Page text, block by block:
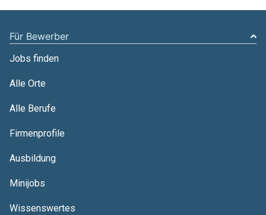
Für Bewerber
Jobs finden
Alle Orte
Alle Berufe
Firmenprofile
Ausbildung
Minijobs
Wissenswertes